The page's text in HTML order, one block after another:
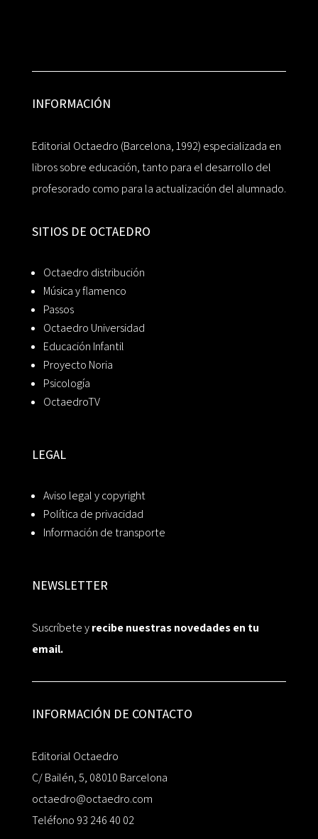
INFORMACIÓN
Editorial Octaedro (Barcelona, 1992) especializada en
libros sobre educación, tanto para el desarrollo del
profesorado como para la actualización del alumnado.
SITIOS DE OCTAEDRO
Octaedro distribución
Música y flamenco
Passos
Octaedro Universidad
Educación Infantil
Proyecto Noria
Psicología
OctaedroTV
LEGAL
Aviso legal y copyright
Política de privacidad
Información de transporte
NEWSLETTER
Suscríbete yrecibe nuestras novedades en tu
email.
INFORMACIÓN DE CONTACTO
Editorial Octaedro
C/ Bailén, 5, 08010 Barcelona
octaedro@octaedro.com
Teléfono 93 246 40 02